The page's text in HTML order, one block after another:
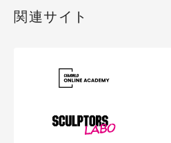
関連サイト